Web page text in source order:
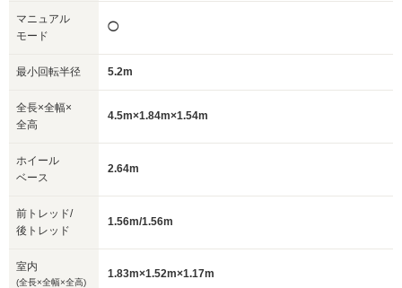
マニュアル
モード
◯
最小回転半径 5.2m
全長×全幅×
全高
4.5m×1.84m×1.54m
ホイール
ベース
2.64m
前トレッド/
後トレッド
1.56m/1.56m
室内
(全長×全幅×全高)
1.83m×1.52m×1.17m